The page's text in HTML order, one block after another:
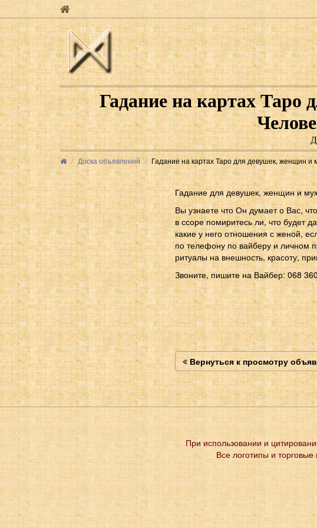
Гадание на картах
Доска объявлений
Гадание на картах Таро для девушек, женщин и
Гадание для девушек, женщин и
Вы узнаете что Он думает о Вас,
в ссоре помиритесь ли, что будет
какие у него отношения с женой,
по телефону по вайберу и личном
ритуалы на внешность, красоту,
Звоните, пишите на Вайбер: 068
Вернуться к просмотру
При использовании и
Все логотипы и